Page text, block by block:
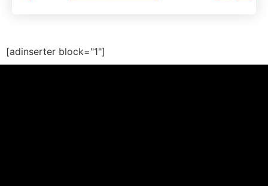
[adinserter block="1"]